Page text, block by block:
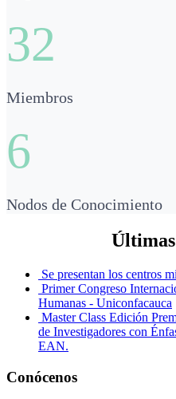
32
Miembros
6
Nodos de Conocimiento
Se presentan los centros
Primer Congreso
Humanas - Uniconfacauca
Master Class Edición
de Investigadores con
EAN.
Conócenos